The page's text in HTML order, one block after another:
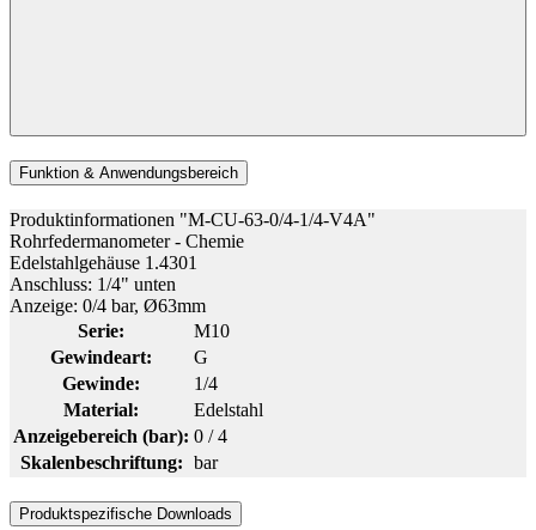
Funktion & Anwendungsbereich
Produktinformationen "M-CU-63-0/4-1/4-V4A"
Rohrfedermanometer - Chemie
Edelstahlgehäuse 1.4301
Anschluss: 1/4" unten
Anzeige: 0/4 bar, Ø63mm
Serie:
M10
Gewindeart:
G
Gewinde:
1/4
Material:
Edelstahl
Anzeigebereich (bar): 0 / 4
Skalenbeschriftung: bar
Produktspezifische Downloads